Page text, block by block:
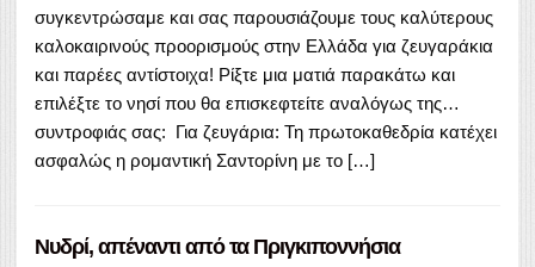
συγκεντρώσαμε και σας παρουσιάζουμε τους καλύτερους
καλοκαιρινούς προορισμούς στην Ελλάδα για ζευγαράκια
και παρέες αντίστοιχα! Ρίξτε μια ματιά παρακάτω και
επιλέξτε το νησί που θα επισκεφτείτε αναλόγως της…
συντροφιάς σας: Για ζευγάρια: Τη πρωτοκαθεδρία κατέχει
ασφαλώς η ρομαντική Σαντορίνη με το […]
Νυδρί, απέναντι από τα Πριγκιποννήσια